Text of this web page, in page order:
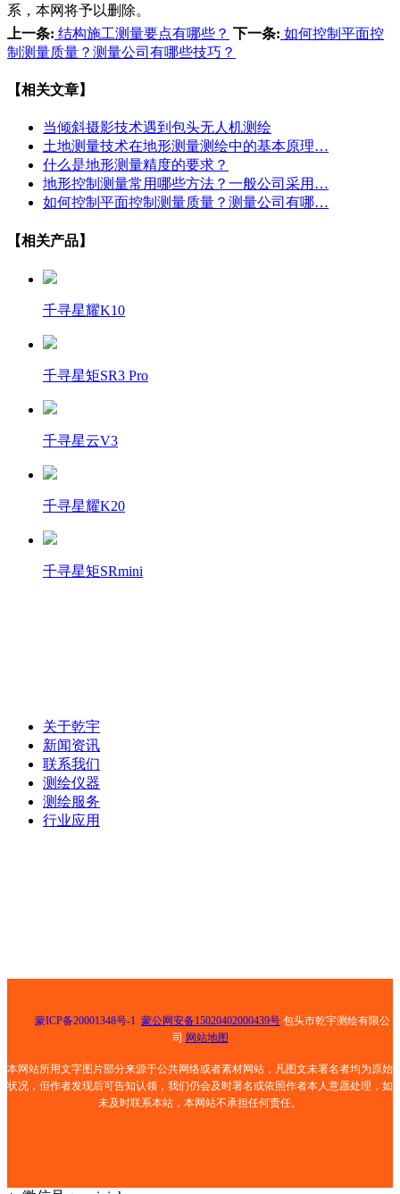
系，本网将予以删除。
上一条: 结构施工测量要点有哪些？ 下一条: 如何控制平面控
制测量质量？测量公司有哪些技巧？
【相关文章】
当倾斜摄影技术遇到包头无人机测绘
土地测量技术在地形测量测绘中的基本原理…
什么是地形测量精度的要求？
地形控制测量常用哪些方法？一般公司采用…
如何控制平面控制测量质量？测量公司有哪…
【相关产品】
千寻星耀K10
千寻星矩SR3 Pro
千寻星云V3
千寻星耀K20
千寻星矩SRmini
关于乾宇
新闻资讯
联系我们
测绘仪器
测绘服务
行业应用
蒙ICP备20001348号-1 蒙公网安备15020402000439号 包头市乾宇测绘有限公
司 网站地图
本网站所用文字图片部分来源于公共网络或者素材网站，凡图文未署名者均为原始
状况，但作者发现后可告知认领，我们仍会及时署名或依照作者本人意愿处理，如
未及时联系本站，本网站不承担任何责任。